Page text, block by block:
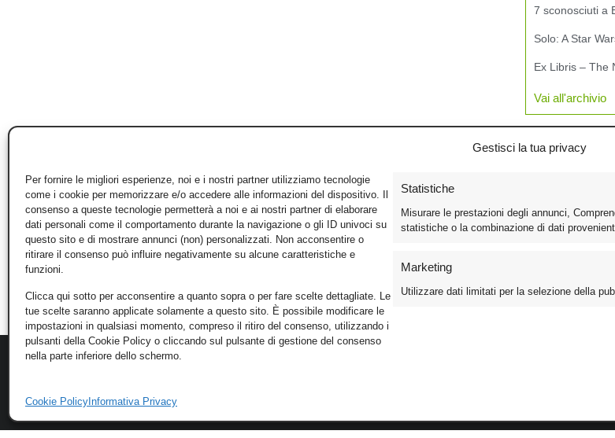
Gestisci la tua privacy
Per fornire le migliori esperienze, noi e i nostri partner utilizziamo tecnologie
come i cookie per memorizzare e/o accedere alle informazioni del dispositivo. Il
consenso a queste tecnologie permetterà a noi e ai nostri partner di elaborare
dati personali come il comportamento durante la navigazione o gli ID univoci su
questo sito e di mostrare annunci (non) personalizzati. Non acconsentire o
ritirare il consenso può influire negativamente su alcune caratteristiche e
funzioni.
Clicca qui sotto per acconsentire a quanto sopra o per fare scelte dettagliate. Le
tue scelte saranno applicate solamente a questo sito. È possibile modificare le
impostazioni in qualsiasi momento, compreso il ritiro del consenso, utilizzando i
pulsanti della Cookie Policy o cliccando sul pulsante di gestione del consenso
nella parte inferiore dello schermo.
Statistiche
Misurare le prestazioni degli annunci,
statistiche o la combinazione di dati
Marketing
Utilizzare dati limitati per la selezione della
Cookie Policy Informativa Privacy
7 sconosciuti a
Solo: A Star
Ex Libris – The
Vai all'archivio